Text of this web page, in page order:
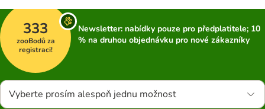
333
zooBodů za
registraci!
Newsletter: nabídky pouze pro předplatitele; 10
% na druhou objednávku pro nové zákazníky
Vyberte prosím alespoň jednu možnost